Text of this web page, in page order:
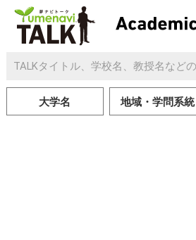
大学名 地域・学問系統